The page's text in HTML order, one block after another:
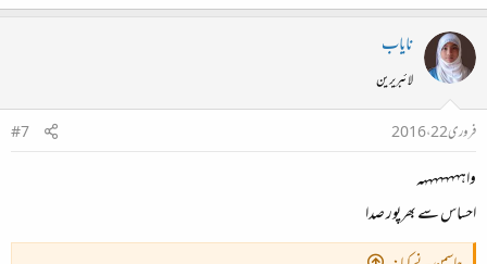
نایاب
لائبریرین
فروری 22، 2016
#7
واہہہہہہہہہ
احساس سے بھرپور صدا